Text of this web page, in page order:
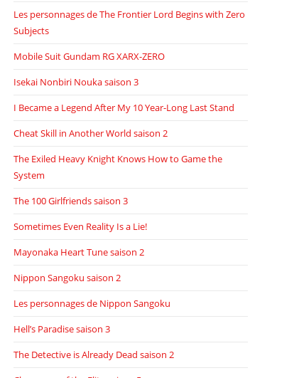
Les personnages de The Frontier Lord Begins with Zero
Subjects
Mobile Suit Gundam RG XARX-ZERO
Isekai Nonbiri Nouka saison 3
I Became a Legend After My 10 Year-Long Last Stand
Cheat Skill in Another World saison 2
The Exiled Heavy Knight Knows How to Game the
System
The 100 Girlfriends saison 3
Sometimes Even Reality Is a Lie!
Mayonaka Heart Tune saison 2
Nippon Sangoku saison 2
Les personnages de Nippon Sangoku
Hell’s Paradise saison 3
The Detective is Already Dead saison 2